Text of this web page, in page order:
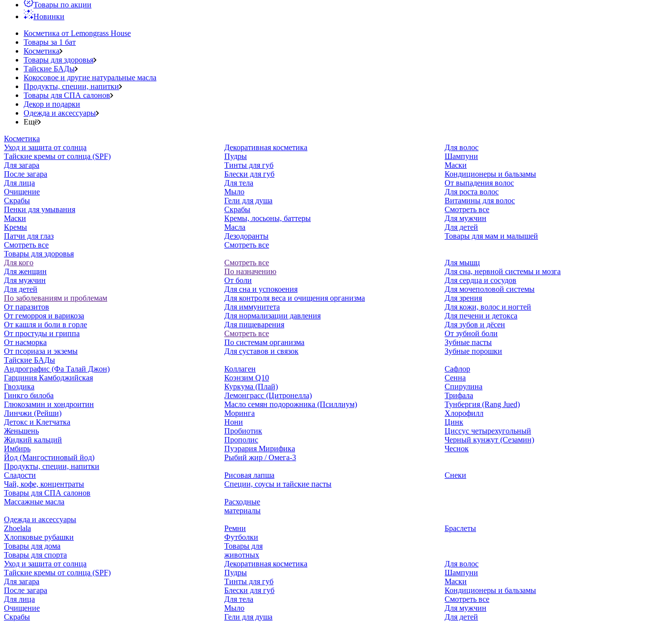
Товары по акции
Новинки
Косметика от Lemongrass House
Товары за 1 бат
Косметика
Товары для здоровья
Тайские БАДы
Кокосовое и другие натуральные масла
Продукты, специи, напитки
Товары для СПА салонов
Декор и подарки
Одежда и аксессуары
Ещё
Косметика
Уход и защита от солнца
Тайские кремы от солнца (SPF)
Для загара
После загара
Для лица
Очищение
Скрабы
Пенки для умывания
Маски
Кремы
Патчи для глаз
Смотреть все
Декоративная косметика
Пудры
Тинты для губ
Блески для губ
Для тела
Мыло
Гели для душа
Скрабы
Кремы, лосьоны, баттеры
Масла
Дезодоранты
Смотреть все
Для волос
Шампуни
Маски
Кондиционеры и бальзамы
От выпадения волос
Для роста волос
Витамины для волос
Смотреть все
Для мужчин
Для детей
Товары для мам и малышей
Товары для здоровья
Для кого
Для женщин
Для мужчин
Для детей
По заболеваниям и проблемам
От паразитов
Oт геморроя и варикоза
От кашля и боли в горле
От простуды и гриппа
От насморка
Oт псориаза и экземы
Смотреть все
По назначению
От боли
Для сна и успокоения
Для контроля веса и очищения организма
Для иммунитета
Для нормализации давления
Для пищеварения
Смотреть все
По системам организма
Для суставов и связок
Для мышц
Для сна, нервной системы и мозга
Для сердца и сосудов
Для мочеполовой системы
Для зрения
Для кожи, волос и ногтей
Для печени и детокса
Для зубов и дёсен
От зубной боли
Зубные пасты
Зубные порошки
Тайские БАДы
Андрографис (Фа Талай Джон)
Гарциния Камбоджийская
Гвоздика
Гинкго билоба
Глюкозамин и хондроитин
Линчжи (Рейши)
Детокс и Клетчатка
Женьшень
Жидкий кальций
Имбирь
Йод (Мангостиновый йод)
Коллаген
Коэнзим Q10
Куркума (Плай)
Лемонграсс (Цитронелла)
Масло семян подорожника (Псиллиум)
Моринга
Нони
Пробиотик
Прополис
Пуэрария Мирифика
Рыбий жир / Омега-3
Сафлор
Сенна
Спирулина
Трифала
Тунбергия (Rang Jued)
Хлорофилл
Цинк
Циссус четырехугольный
Черный кунжут (Сезамин)
Чеснок
Продукты, специи, напитки
Сладости
Чай, кофе, концентраты
Рисовая лапша
Специи, соусы и тайские пасты
Снеки
Товары для СПА салонов
Массажные масла
Расходные
материалы
Одежда и аксессуары
Zhoelala
Хлопковые рубашки
Ремни
Футболки
Браслеты
Товары для дома
Товары для спорта
Товары для
животных
Уход и защита от солнца
Тайские кремы от солнца (SPF)
Для загара
После загара
Для лица
Очищение
Скрабы
Декоративная косметика
Пудры
Тинты для губ
Блески для губ
Для тела
Мыло
Гели для душа
Для волос
Шампуни
Маски
Кондиционеры и бальзамы
Смотреть все
Для мужчин
Для детей